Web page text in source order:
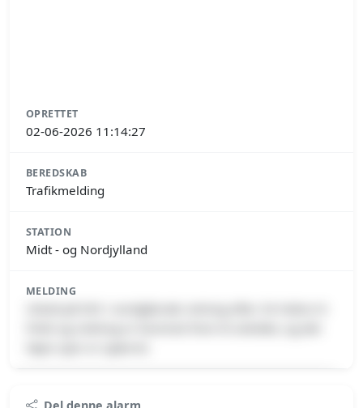
OPRETTET
02-06-2026 11:14:27
BEREDSKAB
Trafikmelding
STATION
Midt - og Nordjylland
MELDING